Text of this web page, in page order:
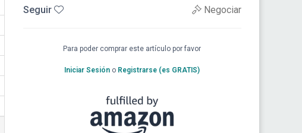
Seguir Negociar
Para poder comprar este artículo por favor
Iniciar Sesión o Registrarse (es GRATIS)